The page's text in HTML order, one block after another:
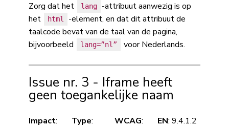
Zorg dat het lang
-attribuut aanwezig is op
het
html
-element, en dat dit attribuut de
taalcode bevat van de taal van de pagina,
bijvoorbeeld
lang=”nl” voor Nederlands.
Issue nr. 3 - Iframe heeft
geen toegankelijke naam
Impact:
Type:
WCAG:
EN: 9.4.1.2